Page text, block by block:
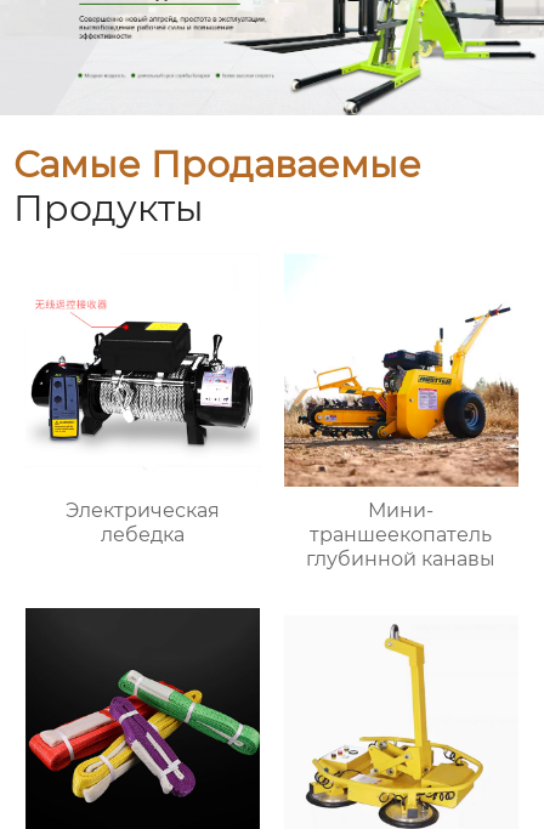
Самые Продаваемые
Продукты
Электрическая
лебедка
Мини-
траншеекопатель
глубинной канавы